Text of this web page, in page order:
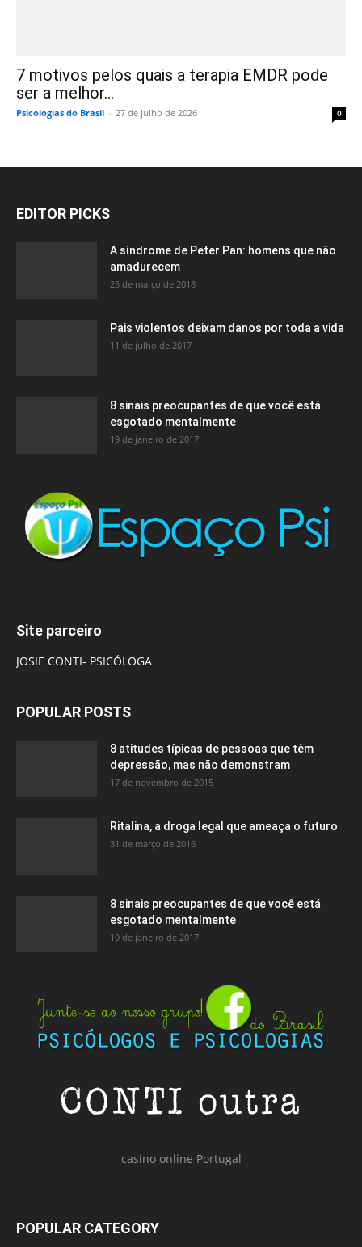
7 motivos pelos quais a terapia EMDR pode
ser a melhor...
Psicologias do Brasil - 27 de julho de 2026 0
EDITOR PICKS
A síndrome de Peter Pan: homens que não
amadurecem
25 de março de 2018
Pais violentos deixam danos por toda a vida
11 de julho de 2017
8 sinais preocupantes de que você está
esgotado mentalmente
19 de janeiro de 2017
Site parceiro
JOSIE CONTI- PSICÓLOGA
POPULAR POSTS
8 atitudes típicas de pessoas que têm
depressão, mas não demonstram
17 de novembro de 2015
Ritalina, a droga legal que ameaça o futuro
31 de março de 2016
8 sinais preocupantes de que você está
esgotado mentalmente
19 de janeiro de 2017
casino online Portugal
POPULAR CATEGORY